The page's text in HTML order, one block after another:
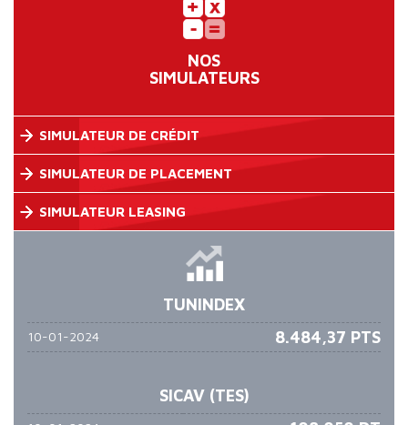
NOS
SIMULATEURS
SIMULATEUR DE CRÉDIT
SIMULATEUR DE PLACEMENT
SIMULATEUR LEASING
TUNINDEX
10-01-2024 8.484,37 PTS
SICAV (TES)